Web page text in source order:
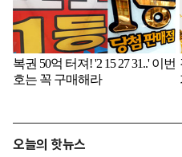
오늘의 핫뉴스